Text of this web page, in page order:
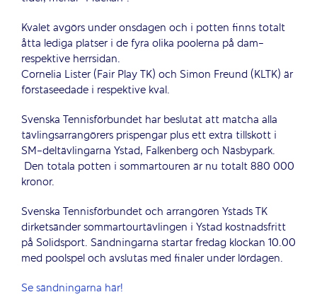
Kvalet avgörs under onsdagen och i potten finns totalt
åtta lediga platser i de fyra olika poolerna på dam-
respektive herrsidan.
Cornelia Lister (Fair Play TK) och Simon Freund (KLTK) är
förstaseedade i respektive kval.
Svenska Tennisförbundet har beslutat att matcha alla
tävlingsarrangörers prispengar plus ett extra tillskott i
SM-deltävlingarna Ystad, Falkenberg och Näsbypark.
Den totala potten i sommartouren är nu totalt 880 000
kronor.
Svenska Tennisförbundet och arrangören Ystads TK
dirketsänder sommartourtävlingen i Ystad kostnadsfritt
på Solidsport. Sändningarna startar fredag klockan 10.00
med poolspel och avslutas med finaler under lördagen.
Se sändningarna här!